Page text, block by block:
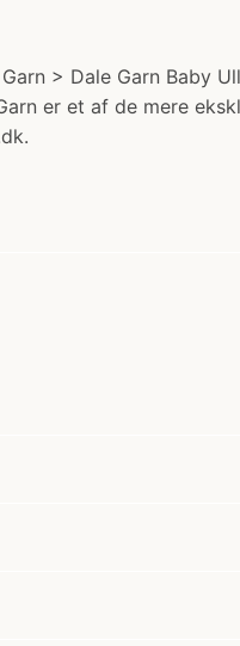
> Dale Garn Baby
er et af de mere